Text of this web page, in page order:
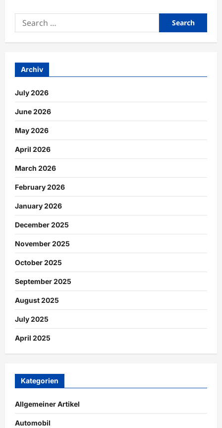
Gewohnheiten
Energie
Search
for:
Archiv
July 2026
June 2026
May 2026
April 2026
March 2026
February 2026
January 2026
December 2025
November 2025
October 2025
September 2025
August 2025
July 2025
April 2025
Kategorien
Allgemeiner Artikel
Automobil